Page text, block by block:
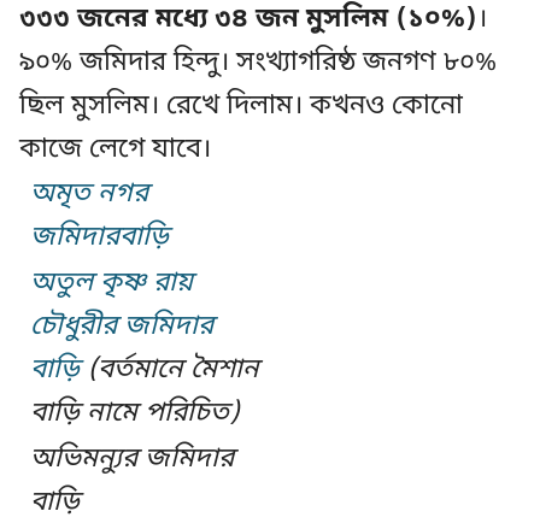
৩৩৩ জনের মধ্যে ৩৪ জন মুসলিম (১০%) ।
৯০% জমিদার হিন্দু। সংখ্যাগরিষ্ঠ জনগণ ৮০%
ছিল মুসলিম। রেখে দিলাম। কখনও কোনো
কাজে লেগে যাবে।
অমৃত নগর
জমিদারবাড়ি
অতুল কৃষ্ণ রায়
চৌধুরীর জমিদার
বাড়ি(বর্তমানে মৈশান
বাড়ি নামে পরিচিত)
অভিমন্যুর জমিদার
বাড়ি